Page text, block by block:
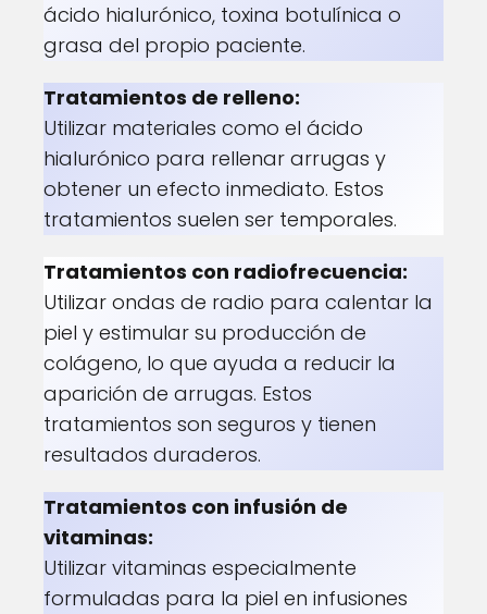
ácido hialurónico, toxina botulínica o
grasa del propio paciente.
Tratamientos de relleno:
Utilizar materiales como el ácido
hialurónico para rellenar arrugas y
obtener un efecto inmediato. Estos
tratamientos suelen ser temporales.
Tratamientos con radiofrecuencia:
Utilizar ondas de radio para calentar la
piel y estimular su producción de
colágeno, lo que ayuda a reducir la
aparición de arrugas. Estos
tratamientos son seguros y tienen
resultados duraderos.
Tratamientos con infusión de
vitaminas:
Utilizar vitaminas especialmente
formuladas para la piel en infusiones